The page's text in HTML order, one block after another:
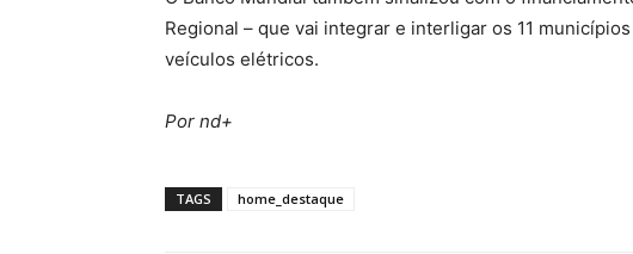
Regional – que vai integrar e interligar os 11
veículos elétricos.
Por nd+
TAGS home_destaque